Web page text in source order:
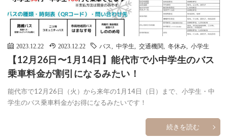
2023.12.22 2023.12.22 バス 中学生 交通機関 冬休み 小学生
【12月26日〜1月14日】能代市で小中学生のバス
乗車料金が割引になるみたい！
能代市で12月26日（火）から来年の1月14日（日）まで、小学生・中
学生のバス乗車料金がお得になるみたいです！
続きを読む